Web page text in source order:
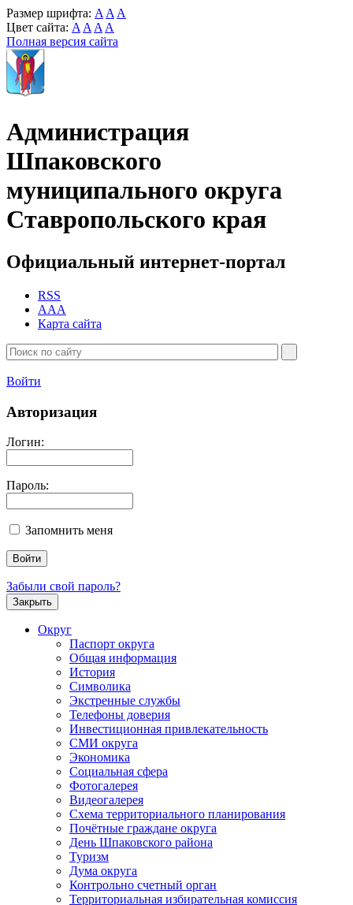
Размер шрифта: A A A
Цвет сайта: A A A A
Полная версия сайта
Администрация
Шпаковского
муниципального округа
Ставропольского края
Официальный интернет-портал
RSS
AAA
Карта сайта
Войти
Авторизация
Логин:
Пароль:
Запомнить меня
Забыли свой пароль?
Закрыть
Округ
Паспорт округа
Общая информация
История
Символика
Экстренные службы
Телефоны доверия
Инвестиционная привлекательность
СМИ округа
Экономика
Социальная сфера
Фотогалерея
Видеогалерея
Схема территориального планирования
Почётные граждане округа
День Шпаковского района
Туризм
Дума округа
Контрольно счетный орган
Территориальная избирательная комиссия